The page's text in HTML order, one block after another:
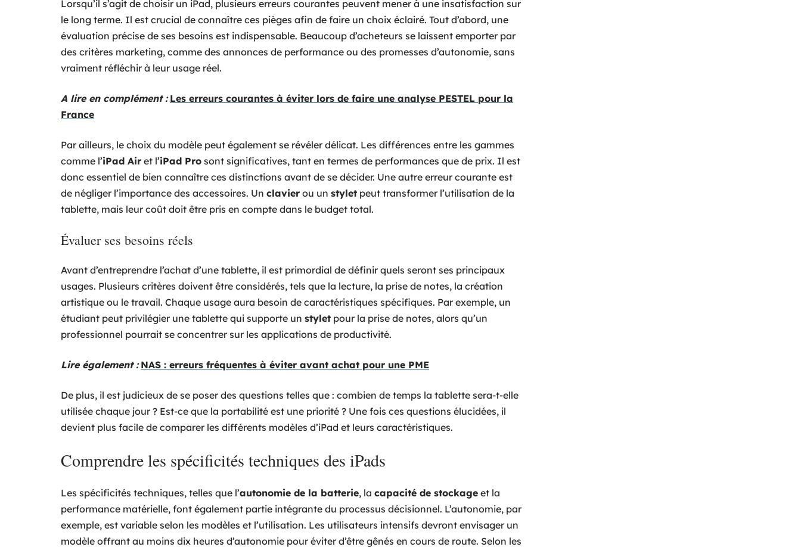
Lorsqu’il s’agit de choisir un iPad, plusieurs erreurs courantes peuvent mener à une insatisfaction sur
le long terme. Il est crucial de connaître ces pièges afin de faire un choix éclairé. Tout d’abord, une
évaluation précise de ses besoins est indispensable. Beaucoup d’acheteurs se laissent emporter par
des critères marketing, comme des annonces de performance ou des promesses d’autonomie, sans
vraiment réfléchir à leur usage réel.
A lire en complément : Les erreurs courantes à éviter lors de faire une analyse PESTEL pour la
France
Par ailleurs, le choix du modèle peut également se révéler délicat. Les différences entre les gammes
comme l’iPad Air et l’iPad Pro sont significatives, tant en termes de performances que de prix. Il est
donc essentiel de bien connaître ces distinctions avant de se décider. Une autre erreur courante est
de négliger l’importance des accessoires. Un clavier ou un stylet peut transformer l’utilisation de la
tablette, mais leur coût doit être pris en compte dans le budget total.
Évaluer ses besoins réels
Avant d’entreprendre l’achat d’une tablette, il est primordial de définir quels seront ses principaux
usages. Plusieurs critères doivent être considérés, tels que la lecture, la prise de notes, la création
artistique ou le travail. Chaque usage aura besoin de caractéristiques spécifiques. Par exemple, un
étudiant peut privilégier une tablette qui supporte un stylet pour la prise de notes, alors qu’un
professionnel pourrait se concentrer sur les applications de productivité.
Lire également : NAS : erreurs fréquentes à éviter avant achat pour une PME
De plus, il est judicieux de se poser des questions telles que : combien de temps la tablette sera-t-elle
utilisée chaque jour ? Est-ce que la portabilité est une priorité ? Une fois ces questions élucidées, il
devient plus facile de comparer les différents modèles d’iPad et leurs caractéristiques.
Comprendre les spécificités techniques des iPads
Les spécificités techniques, telles que l’autonomie de la batterie, la capacité de stockage et la
performance matérielle, font également partie intégrante du processus décisionnel. L’autonomie, par
exemple, est variable selon les modèles et l’utilisation. Les utilisateurs intensifs devront envisager un
modèle offrant au moins dix heures d’autonomie pour éviter d’être gênés en cours de route. Selon les